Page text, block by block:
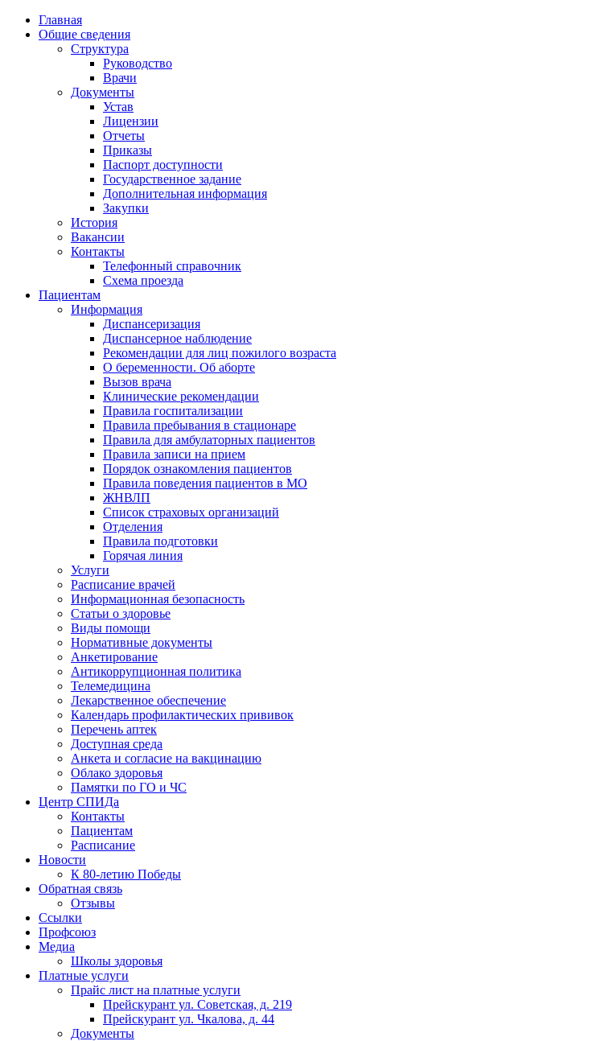
Главная
Общие сведения
Структура
Руководство
Врачи
Документы
Устав
Лицензии
Отчеты
Приказы
Паспорт доступности
Государственное задание
Дополнительная информация
Закупки
История
Вакансии
Контакты
Телефонный справочник
Схема проезда
Пациентам
Информация
Диспансеризация
Диспансерное наблюдение
Рекомендации для лиц пожилого возраста
О беременности. Об аборте
Вызов врача
Клинические рекомендации
Правила госпитализации
Правила пребывания в стационаре
Правила для амбулаторных пациентов
Правила записи на прием
Порядок ознакомления пациентов
Правила поведения пациентов в МО
ЖНВЛП
Список страховых организаций
Отделения
Правила подготовки
Горячая линия
Услуги
Расписание врачей
Информационная безопасность
Статьи о здоровье
Виды помощи
Нормативные документы
Анкетирование
Антикоррупционная политика
Телемедицина
Лекарственное обеспечение
Календарь профилактических прививок
Перечень аптек
Доступная среда
Анкета и согласие на вакцинацию
Облако здоровья
Памятки по ГО и ЧС
Центр СПИДа
Контакты
Пациентам
Расписание
Новости
К 80-летию Победы
Обратная связь
Отзывы
Ссылки
Профсоюз
Медиа
Школы здоровья
Платные услуги
Прайс лист на платные услуги
Прейскурант ул. Советская, д. 219
Прейскурант ул. Чкалова, д. 44
Документы